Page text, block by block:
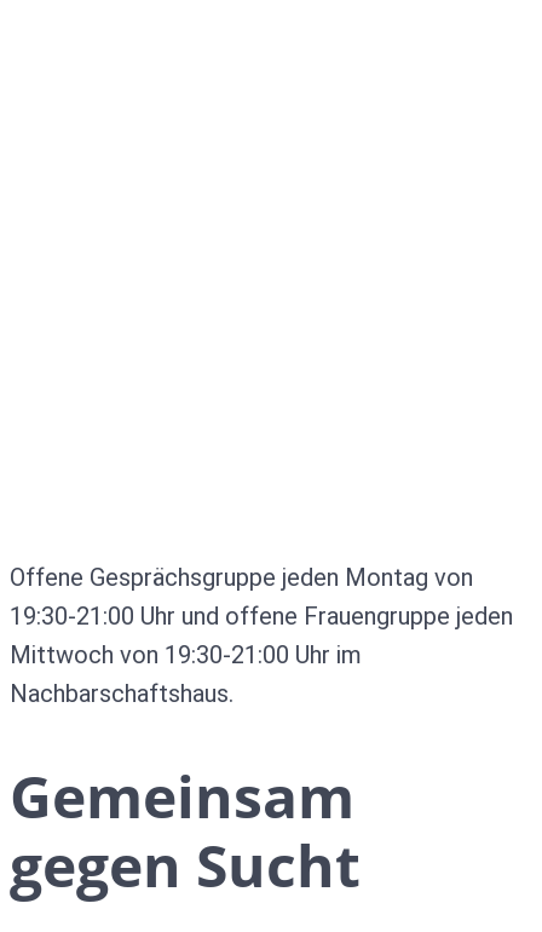
Offene Gesprächsgruppe jeden Montag von
19:30-21:00 Uhr und offene Frauengruppe jeden
Mittwoch von 19:30-21:00 Uhr im
Nachbarschaftshaus.
Gemeinsam
gegen Sucht